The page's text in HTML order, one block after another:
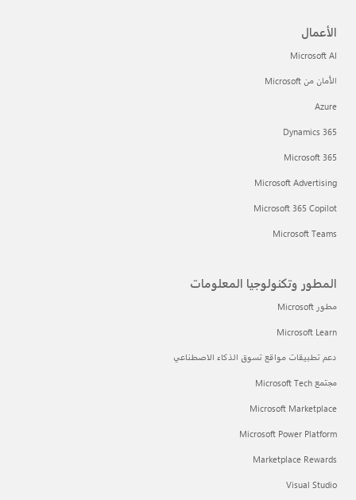
الأعمال
Microsoft AI
الأمان من Microsoft
Azure
Dynamics 365
Microsoft 365
Microsoft Advertising
Microsoft 365 Copilot
Microsoft Teams
المطور وتكنولوجيا المعلومات
مطور Microsoft
Microsoft Learn
دعم تطبيقات مواقع تسوق الذكاء الاصطناعي
مجتمع Microsoft Tech
Microsoft Marketplace
Microsoft Power Platform
Marketplace Rewards
Visual Studio